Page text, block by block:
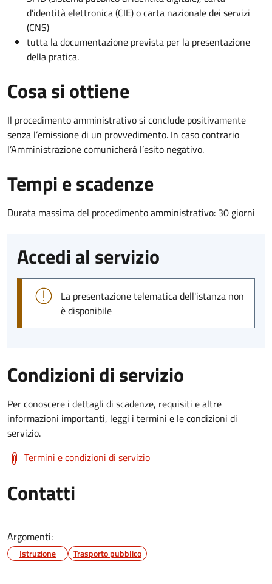
d’identità elettronica (CIE) o carta nazionale dei servizi
(CNS)
tutta la documentazione prevista per la presentazione
della pratica.
Cosa si ottiene
Il procedimento amministrativo si conclude positivamente
senza l’emissione di un provvedimento. In caso contrario
l’Amministrazione comunicherà l’esito negativo.
Tempi e scadenze
Durata massima del procedimento amministrativo: 30 giorni
Accedi al servizio
La presentazione telematica dell'istanza non
è disponibile
Condizioni di servizio
Per conoscere i dettagli di scadenze, requisiti e altre
informazioni importanti, leggi i termini e le condizioni di
servizio.
Termini e condizioni di servizio
Contatti
Argomenti:
Istruzione Trasporto pubblico